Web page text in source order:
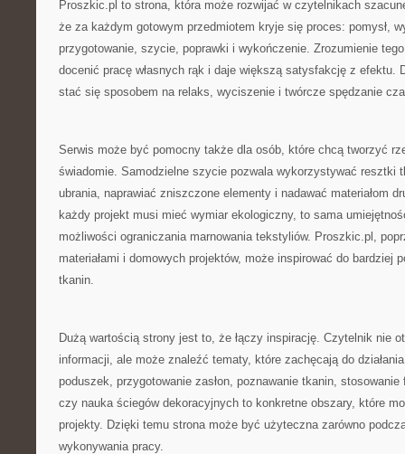
Proszkic.pl to strona, która może rozwijać w czytelnikach
że za każdym gotowym przedmiotem kryje się proces: pomysł,
przygotowanie, szycie, poprawki i wykończenie. Zrozumienie
docenić pracę własnych rąk i daje większą satysfakcję z efektu.
stać się sposobem na relaks, wyciszenie i twórcze spędzanie
Serwis może być pomocny także dla osób, które chcą tworzyć
świadomie. Samodzielne szycie pozwala wykorzystywać resztki
ubrania, naprawiać zniszczone elementy i nadawać materiałom
każdy projekt musi mieć wymiar ekologiczny, to sama
możliwości ograniczania marnowania tekstyliów. Proszkic.pl,
materiałami i domowych projektów, może inspirować do bardziej
tkanin.
Dużą wartością strony jest to, że łączy inspirację. Czytelnik nie
informacji, ale może znaleźć tematy, które zachęcają do
poduszek, przygotowanie zasłon, poznawanie tkanin,
czy nauka ściegów dekoracyjnych to konkretne obszary, które
projekty. Dzięki temu strona może być użyteczna zarówno
wykonywania pracy.